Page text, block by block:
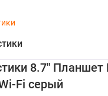
8.7" Планшет
Fi серый